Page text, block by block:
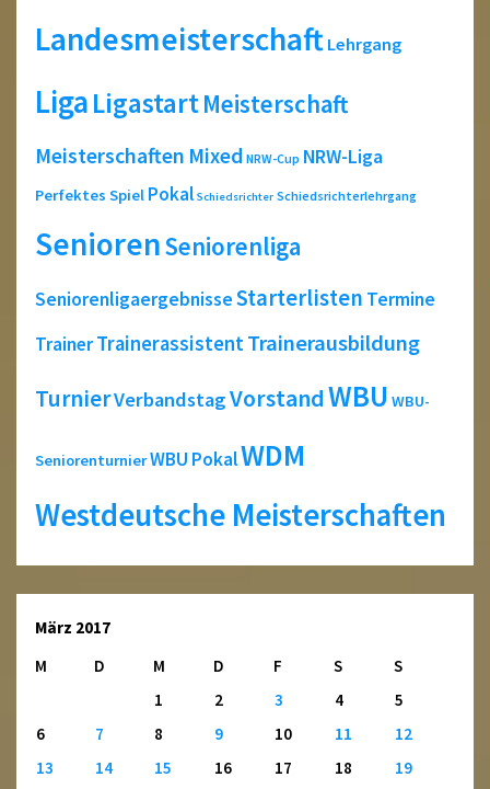
Landesmeisterschaft Lehrgang
LigaLigastartMeisterschaft
Meisterschaften Mixed NRW-Cup NRW-Liga
Perfektes Spiel Pokal Schiedsrichter Schiedsrichterlehrgang
SeniorenSeniorenliga
SeniorenligaergebnisseStarterlisten Termine
TrainerTrainerassistentTrainerausbildung
TurnierVerbandstagVorstandWBU WBU-
SeniorenturnierWBU PokalWDM
Westdeutsche Meisterschaften
März 2017
M
D M D F S
S
1
2 3 4
5
6
7 8 9 10 11
12
13
14 15 16 17 18
19